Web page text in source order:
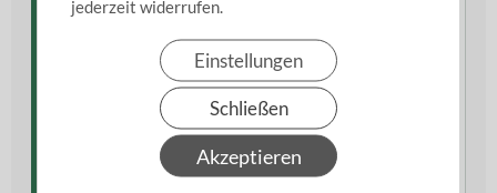
jederzeit widerrufen.
Einstellungen
Schließen
Akzeptieren
Montage & Anwendung
Der Schlauch wird anschlussfertig mit montierten
MK-50 Kupplungen geliefert und kann direkt an
passende Tankwagen- oder Saugsysteme
angeschlossen werden.
Der Ansaugkorb lässt sich bei Bedarf einfach reinigen
oder entfernen.